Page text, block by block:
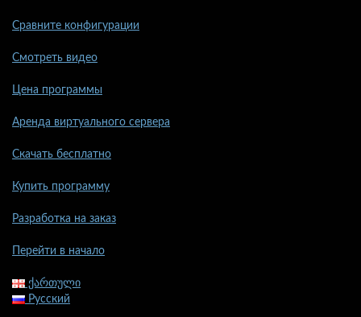
Сравните конфигурации
Смотреть видео
Цена программы
Аренда виртуального сервера
Скачать бесплатно
Купить программу
Разработка на заказ
Перейти в начало
ქართული
Русский